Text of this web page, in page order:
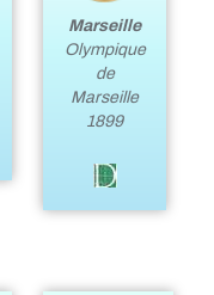
Marseille
Olympique
de
Marseille
1899